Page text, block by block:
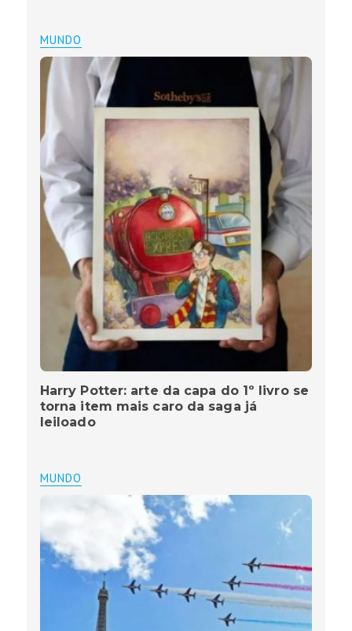
MUNDO
Harry Potter: arte da capa do 1º livro se
torna item mais caro da saga já
leiloado
MUNDO